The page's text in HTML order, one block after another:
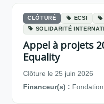
CLÔTURÉ ECSI
SOLIDARITÉ
Appel à projets
Equality
Clôture le 25 juin 2026
Financeur(s) :